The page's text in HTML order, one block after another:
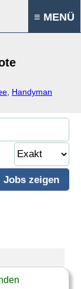
≡ MENÜ
Handyman